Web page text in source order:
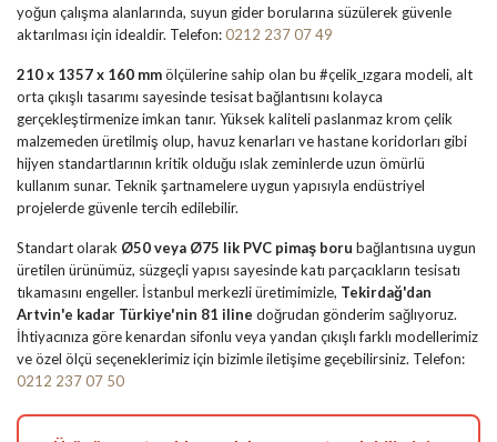
yoğun çalışma alanlarında, suyun gider borularına süzülerek güvenle
aktarılması için idealdir. Telefon:0212 237 07 49
210 x 1357 x 160 mmölçülerine sahip olan bu #çelik_ızgara modeli, alt
orta çıkışlı tasarımı sayesinde tesisat bağlantısını kolayca
gerçekleştirmenize imkan tanır. Yüksek kaliteli paslanmaz krom çelik
malzemeden üretilmiş olup, havuz kenarları ve hastane koridorları gibi
hijyen standartlarının kritik olduğu ıslak zeminlerde uzun ömürlü
kullanım sunar. Teknik şartnamelere uygun yapısıyla endüstriyel
projelerde güvenle tercih edilebilir.
Standart olarak Ø50 veya Ø75 lik PVC pimaş boru bağlantısına uygun
üretilen ürünümüz, süzgeçli yapısı sayesinde katı parçacıkların tesisatı
tıkamasını engeller. İstanbul merkezli üretimimizle, Tekirdağ'dan
Artvin'e kadar Türkiye'nin 81 iline doğrudan gönderim sağlıyoruz.
İhtiyacınıza göre kenardan sifonlu veya yandan çıkışlı farklı modellerimiz
ve özel ölçü seçeneklerimiz için bizimle iletişime geçebilirsiniz. Telefon:
0212 237 07 50